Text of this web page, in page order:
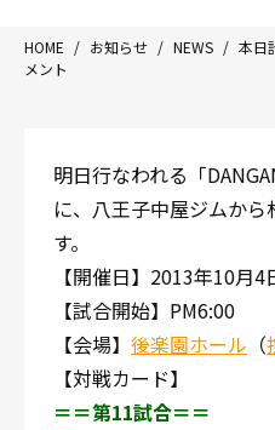
〒192-0072 東京都八王
営業時間：月〜土 14:00〜
入会案内
HOME / お知らせ / NEWS / 本日
メント
明日行なわれる「
に、八王子中屋ジムか
す。
【開催日】2013年10月4
【試合開始】PM6:00
【会場】 後楽園ホール （
【対戦カード】
＝＝第11試合＝＝